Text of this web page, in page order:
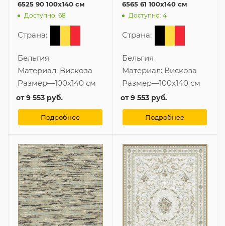
6525 90 100x140 см
Доступно: 68
Страна:
Бельгия
Материал: Вискоза
Размер—100x140 см
от9 553 руб.
Подробнее
6565 61 100x140 см
Доступно: 4
Страна:
Бельгия
Материал: Вискоза
Размер—100x140 см
от9 553 руб.
Подробнее